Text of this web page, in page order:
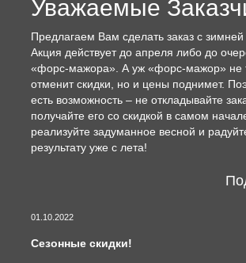
Уважаемые
Предлагаем Вам сделать заказ с зимней
Акция действует до апреля либо до
«форс-мажора». А уж «форс-мажор» не
отменит скидки, но и цены поднимет.
есть возможность – не откладывайте
получайте его со скидкой в самом
реализуйте задуманное весной и
результату уже с лета!
01.10.2022
Сезонные скидки!